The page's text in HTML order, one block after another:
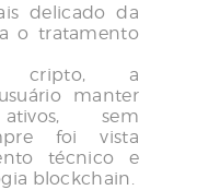
delicado da
o tratamento
cripto, a
manter
sem
foi vista
técnico e
blockchain.